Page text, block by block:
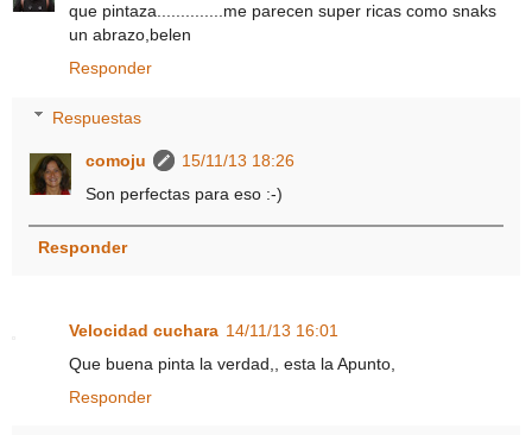
que pintaza..............me parecen super ricas como snaks
un abrazo,belen
Responder
Respuestas
comoju
15/11/13 18:26
Son perfectas para eso :-)
Responder
Velocidad cuchara 14/11/13 16:01
Que buena pinta la verdad,, esta la Apunto,
Responder